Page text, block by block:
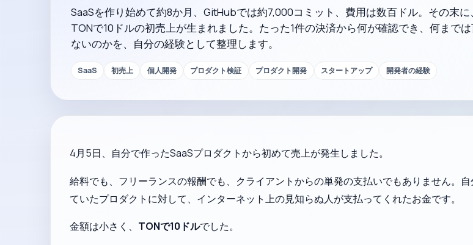
SaaSを作り始めて約8か月、GitHubでは約7,000コミット、費用は数百ドル。その末に、
TONで10ドルの初売上が生まれました。たった1件の決済から何が確認でき、何までは
ないのかを、自分の経験として整理します。
SaaS 初売上 個人開発 プロダクト検証 プロダクト開発 スタートアップ 開発者の経験
4月5日、自分で作ったSaaSプロダクトから初めて売上が発生しました。
給料でも、フリーランスの報酬でも、クライアントからの単発の支払いでもありません。
ていたプロダクトに対して、インターネット上の見知らぬ人が支払ってくれたお金です。
金額は小さく、 TONで10ドルでした。